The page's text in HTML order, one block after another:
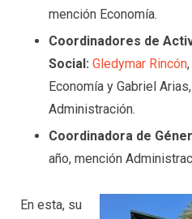
mención Economía.
Coordinadores de
Social: Gledymar Rincón
Economía y Gabriel
Administración.
Coordinadora de
año, mención
En esta, su